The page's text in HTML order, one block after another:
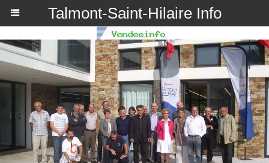
Talmont-Saint-Hilaire Info